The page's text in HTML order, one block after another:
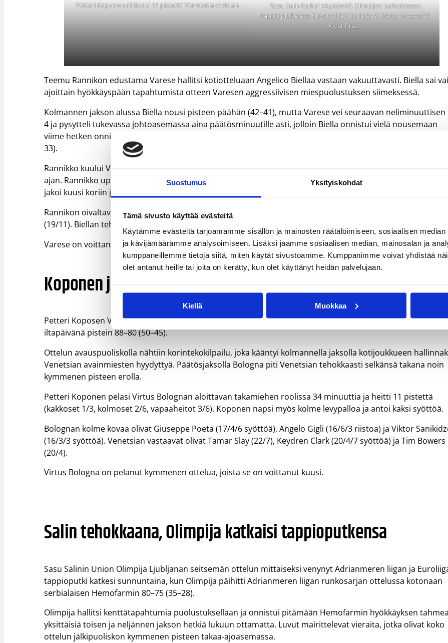
Suostumus Yksityiskohdat
Tämä sivusto käyttää evästeitä
Käytämme evästeitä tarjoamamme sisällön ja mainosten räätälöimiseen, sosiaalisen
ja kävijämäärämme analysoimiseen. Lisäksi jaamme sosiaalisen median, mainosalan ja
kumppaneillemme tietoja siitä, miten käytät sivustoamme. Kumppanimme voivat yhdistää
olet antanut heille tai joita on kerätty, kun olet käyttänyt heidän palvelujaan.
Kiellä Muokkaa
Petteri Koponen nikkaroi 11 pistettä Venetsiaa vastaan.
Sasu Salin laukoi 14 pistettä Olimpijan katkaistessa
tappioputkensa. Kuvat: Ville Vuorinen & Getty Images/All
Over Press.
Teemu Rannikon edustama Varese hallitsi kotiotteluaan Angelico Biellaa vastaan vakuuttavasti. Biella sai
ajoittain hyökkäyspään tapahtumista otteen Varesen aggressiivisen miespuolustuksen siimeksessä.
Kolmannen jakson alussa Biella nousi pisteen päähän (42–41), mutta Varese vei seuraavan neliminuuttisen
4 ja pysytteli tukevassa johtoasemassa aina päätösminuutille asti, jolloin Biella onnistui vielä nousemaan
viime hetken onnistumisillaan aina kolmen pisteen päähän. Varesen lopulliset voittolukemat olivat 79–73
33).
Rannikko kuului Varesen kantaviin voimiin ja teki takuuvarmaa työtä joukkueen pelinrakentajana 23
ajan. Rannikko upotti viisi pistettä (kakkoset 2/3, kolmoset 0/3, vapaaheitot 1/2), noukki kolme levypalloa ja
jakoi kuusi koriin johtanutta syöttöä. Lisäksi Rannikon lukema +/- -tilastossa oli joukkueen toiseksi paras: +12.
Rannikon oivaltavista syötöistä pääsivät nauttimaan erityisesti Rok Stipcevic (25/7) ja Yakhouba Diawara
(19/11). Biellan tehomies oli Aubrey Coleman (27/11).
Varese on voittanut kymmenestä ottelustaan kuusi.
Koponen ja Bologna tyylittelivät Venetsian kumoon
Petteri Koposen Virtus Bologna tyylitteli Italian Serie A:n nousijajoukkue Umana Venetsian kumoon
iltapäivänä pistein 88–80 (50–45).
Ottelun avauspuoliskolla nähtiin korintekokilpailu, joka kääntyi kolmannella jaksolla kotijoukkueen
Venetsian avainmiesten hyydyttyä. Päätösjaksolla Bologna piti Venetsian tehokkaasti selkänsä takana noin
kymmenen pisteen erolla.
Petteri Koponen pelasi Virtus Bolognan aloittavan takamiehen roolissa 34 minuuttia ja heitti 11 pistettä
(kakkoset 1/3, kolmoset 2/6, vapaaheitot 3/6). Koponen napsi myös kolme levypalloa ja antoi kaksi syöttöä.
Bolognan kolme kovaa olivat Giuseppe Poeta (17/4/6 syöttöä), Angelo Gigli (16/6/3 riistoa) ja Viktor
(16/3/3 syöttöä). Venetsian vastaavat olivat Tamar Slay (22/7), Keydren Clark (20/4/7 syöttöä) ja Tim Bowers
(20/4).
Virtus Bologna on pelanut kymmenen ottelua, joista se on voittanut kuusi.
Salin tehokkaana, Olimpija katkaisi tappioputkensa
Sasu Salinin Union Olimpija Ljubljanan seitsemän ottelun mittaiseksi venynyt Adrianmeren liigan ja
tappioputki katkesi sunnuntaina, kun Olimpija päihitti Adrianmeren liigan runkosarjan ottelussa kotonaan
serbialaisen Hemofarmin 80–75 (35–28).
Olimpija hallitsi kenttätapahtumia puolustuksellaan ja onnistui pitämään Hemofarmin hyökkäyksen
yksittäisiä toisen ja neljännen jakson hetkiä lukuun ottamatta. Luvut mairittelevat vieraita, jotka olivat koko
ottelun jälkipuoliskon kymmenen pisteen takaa-ajoasemassa.